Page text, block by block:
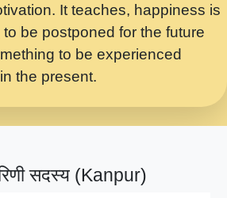
ल क ज न लग Sadhvi Purnima Ji
दलल #बसर.mp3
ह दख भ मझ पयर ह!छड म कस दत
2021 - तर अखय ह जद भर बहर ज म
भजन - जय जय शयम जय जय शयम
It teaches, happiness is
be postponed for the future
to be experienced
the present.
सदस्य (Kanpur)